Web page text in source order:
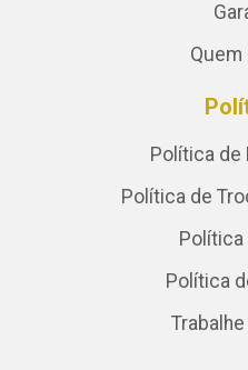
Quem
Política de
Política de
Política
Política